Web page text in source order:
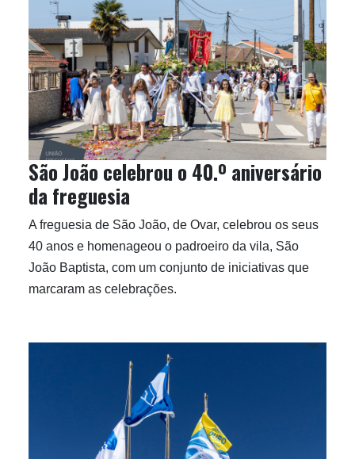
São João celebrou o 40.º aniversário
da freguesia
A freguesia de São João, de Ovar, celebrou os seus
40 anos e homenageou o padroeiro da vila, São
João Baptista, com um conjunto de iniciativas que
marcaram as celebrações.